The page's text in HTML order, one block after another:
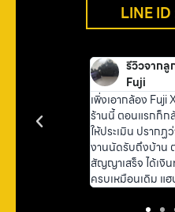
LINE
ลิปต่อ สะดวก
รีวิวจากลู
Fuji
เพิ่งเอากล้อง
ร้านนี้ ตอนแรกก็ก
ให้ประเมิน ปรากฏ
งานนัดรับถึงบ้าน
สัญญาเสร็จ ได้เงิ
ครบเหมือนเดิม แ